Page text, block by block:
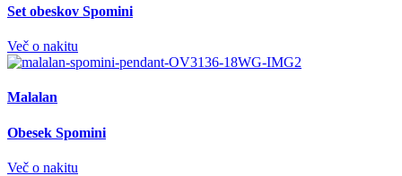
Set obeskov Spomini
Več o nakitu
Malalan
Obesek Spomini
Več o nakitu